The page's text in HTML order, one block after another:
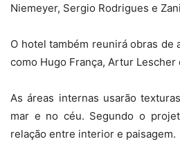
Niemeyer, Sergio Rodrigues e
O hotel também reunirá obras de
como Hugo França, Artur Lescher
As áreas internas usarão
mar e no céu. Segundo o
relação entre interior e paisagem.